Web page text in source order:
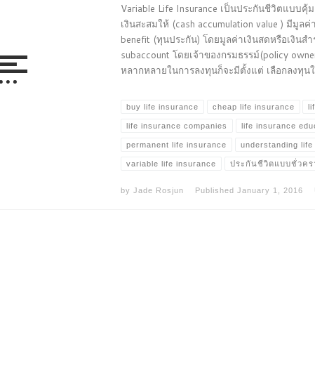
Variable Life Insurance เป็นประกันชีวิตแบบคุ้
เงินสะสมให้ (cash accumulation value ) มีมูล
benefit (ทุนประกัน) โดยมูลค่าเงินสดหรือเงินส
subaccount โดยเจ้าของกรมธรรม์(policy
หลากหลายในการลงทุนก็จะมีตั้งแต่ เลือกลงทุ
buy life insurance cheap life insurance
life insurance companies life insurance
permanent life insurance understanding life
variable life insurance ประกันชีวิตแบบชั่วคร
by Jade Rosjun Published January 1, 2016